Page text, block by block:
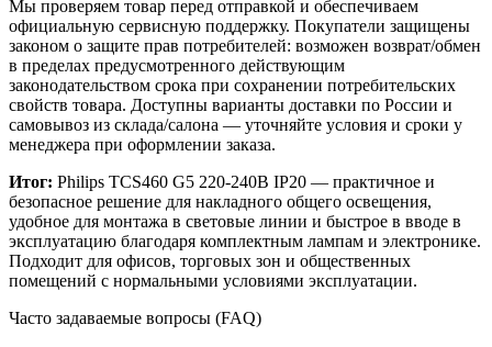
Мы проверяем товар перед отправкой и обеспечиваем
официальную сервисную поддержку. Покупатели защищены
законом о защите прав потребителей: возможен возврат/обмен
в пределах предусмотренного действующим
законодательством срока при сохранении потребительских
свойств товара. Доступны варианты доставки по России и
самовывоз из склада/салона — уточняйте условия и сроки у
менеджера при оформлении заказа.
Итог: Philips TCS460 G5 220-240В IP20 — практичное и
безопасное решение для накладного общего освещения,
удобное для монтажа в световые линии и быстрое в вводе в
эксплуатацию благодаря комплектным лампам и электронике.
Подходит для офисов, торговых зон и общественных
помещений с нормальными условиями эксплуатации.
Часто задаваемые вопросы (FAQ)